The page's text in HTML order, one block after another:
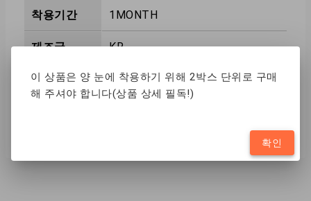
착용기간 1MONTH
제조국 KR
함수율 38%
이 상품은 양 눈에 착용하기 위해 2박스 단위로 구매
해 주셔야 합니다(상품 상세 필독!)
확인